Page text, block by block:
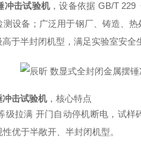
冲击试验机，设备依据 GB/T 229
设备；广泛用于钢厂、铸造、
于半封闭机型，满足实验室安全
冲击试验机，核心特点
级拉满 开门自动停机断电，试
优于半敞开、半封闭机型。